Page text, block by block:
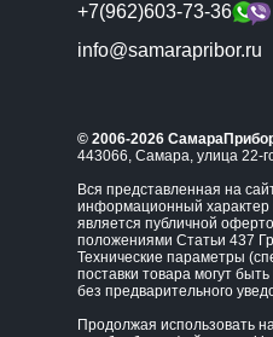
+7(962)603-73-36
info@samarapribor.ru
© 2006-2026
443066, Самара, улица 22-
Вся представленная на
информационный характер
является публичной
положениями Статьи 437
Технические параметры
поставки товара могут
без предварительного
Продолжая использовать